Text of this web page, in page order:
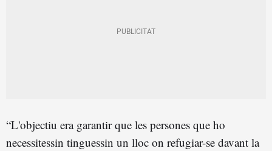
“L'objectiu era garantir que les persones que ho
necessitessin tinguessin un lloc on refugiar-se davant la